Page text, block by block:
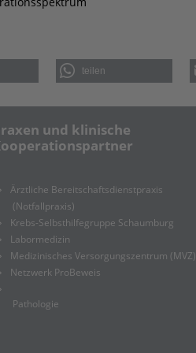
teilen
und klinische
Ärztliche Bereitschaftsdienstpraxis
(Notfallpraxis)
Krebs-Selbsthilfegruppe Schaumburg
Labormedizin
Medizinisches Versorgungszentrum (MVZ)
Netzwerk ProBeweis
Pathologie